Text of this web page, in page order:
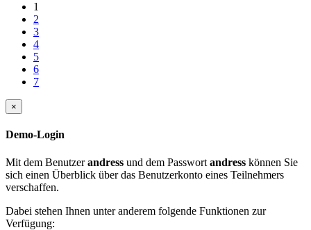
1
2
3
4
5
6
7
×
Demo-Login
Mit dem Benutzerandress und dem Passwort andress können Sie
sich einen Überblick über das Benutzerkonto eines Teilnehmers
verschaffen.
Dabei stehen Ihnen unter anderem folgende Funktionen zur
Verfügung: